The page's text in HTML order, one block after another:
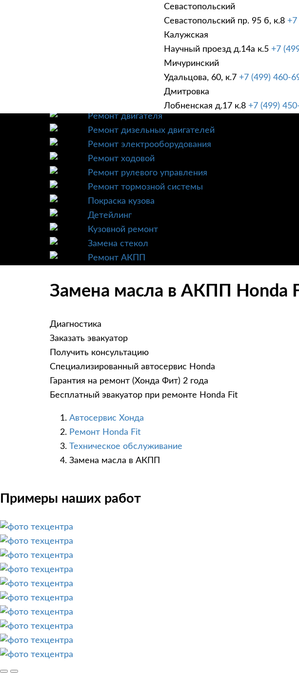
Севастопольский
Севастопольский пр. 95 б, к.8
Калужская
Научный проезд д.14а к.5 +7
Мичуринский
Удальцова, 60, к.7 +7 (499) 460-
Дмитровка
Лобненская д.17 к.8 +7 (499)
УСЛУГИ
Техническое обслуживание
Ремонт трансмиссии
Ремонт двигателя
Ремонт дизельных двигателей
Ремонт электрооборудования
Ремонт ходовой
Ремонт рулевого управления
Ремонт тормозной системы
Покраска кузова
Детейлинг
Кузовной ремонт
Замена стекол
Ремонт АКПП
Замена масла в АКПП Honda
Диагностика
Заказать эвакуатор
Получить консультацию
Специализированный автосервис Honda
Гарантия на ремонт (Хонда Фит) 2 года
Бесплатный эвакуатор при ремонте Honda Fit
Автосервис Хонда
Ремонт Honda Fit
Техническое обслуживание
Замена масла в АКПП
Примеры наших работ